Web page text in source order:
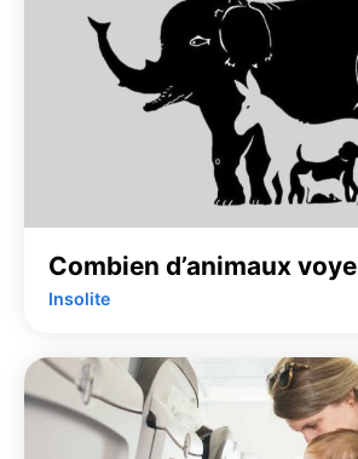
Combien d’animaux
Insolite